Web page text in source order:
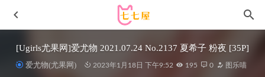
[Ugirls尤果网]爱尤物 2021.07.24 No.2137 夏希子 粉夜 [35P]
爱尤物(尤果网) 2023年1月18日 下午9:52 195 0 图乐喵